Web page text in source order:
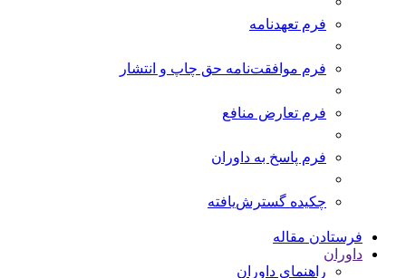
فرم تعهدنامه
فرم موافقت‌نامه حق چاپ و انتشار
فرم تعارض منافع
فرم پاسخ به داوران
چکیده گسترش‌یافته
فرستادن مقاله
داوران
راهنمای داوران